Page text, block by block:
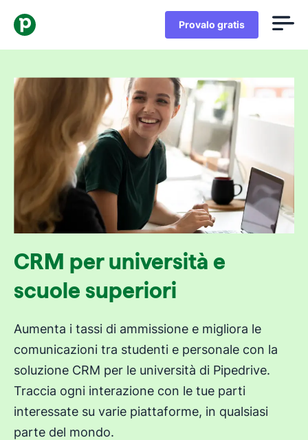
Provalo gratis
CRM per università e
scuole superiori
Aumenta i tassi di ammissione e migliora le
comunicazioni tra studenti e personale con la
soluzione CRM per le università di Pipedrive.
Traccia ogni interazione con le tue parti
interessate su varie piattaforme, in qualsiasi
parte del mondo.